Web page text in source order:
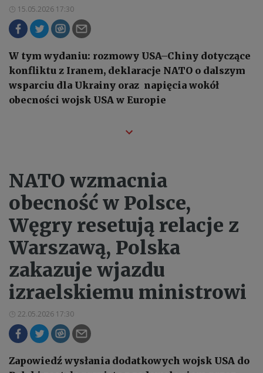
15.05.2026 17:30
W tym wydaniu: rozmowy USA–Chiny dotyczące
konfliktu z Iranem, deklaracje NATO o dalszym
wsparciu dla Ukrainy oraz napięcia wokół
obecności wojsk USA w Europie
NATO wzmacnia
obecność w Polsce,
Węgry resetują relacje z
Warszawą, Polska
zakazuje wjazdu
izraelskiemu ministrowi
22.05.2026 17:30
Zapowiedź wysłania dodatkowych wojsk USA do